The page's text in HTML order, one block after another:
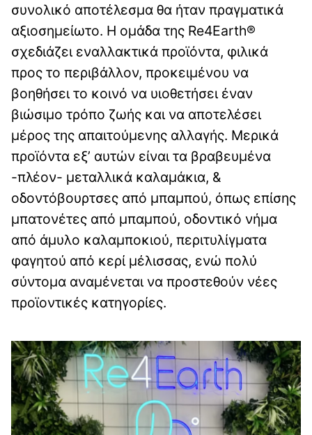
συνολικό αποτέλεσμα θα ήταν πραγματικά
αξιοσημείωτο. Η ομάδα της Re4Earth®
σχεδιάζει εναλλακτικά προϊόντα, φιλικά
προς το περιβάλλον, προκειμένου να
βοηθήσει το κοινό να υιοθετήσει έναν
βιώσιμο τρόπο ζωής και να αποτελέσει
μέρος της απαιτούμενης αλλαγής. Μερικά
προϊόντα εξ’ αυτών είναι τα βραβευμένα
-πλέον- μεταλλικά καλαμάκια, &
οδοντόβουρτσες από μπαμπού, όπως επίσης
μπατονέτες από μπαμπού, οδοντικό νήμα
από άμυλο καλαμποκιού, περιτυλίγματα
φαγητού από κερί μέλισσας, ενώ πολύ
σύντομα αναμένεται να προστεθούν νέες
προϊοντικές κατηγορίες.